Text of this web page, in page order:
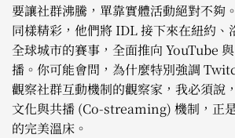
要讓社群沸騰，單靠實體活動絕對不夠
同樣精彩，他們將 IDL 接下來在紐約、
全球城市的賽事，全面推向 YouTube
播。你可能會問，為什麼特別強調
觀察社群互動機制的觀察家，我必須說
文化與共播 (Co-streaming) 機制，正
的完美溫床。